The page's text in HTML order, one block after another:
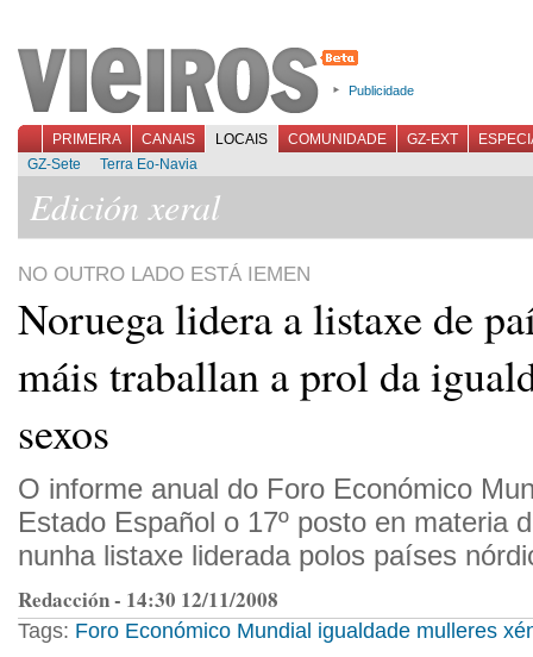
Publicidade
PRIMEIRA CANAIS LOCAIS COMUNIDADE GZ-EXT
GZ-Sete
Terra Eo-Navia
Edición xeral
NO OUTRO LADO ESTÁ IEMEN
Noruega lidera a listaxe de
máis traballan a prol da
sexos
O informe anual do Foro Económico
Estado Español o 17º posto en materia
nunha listaxe liderada polos países
Redacción - 14:30 12/11/2008
Tags: Foro Económico Mundial igualdade mulleres